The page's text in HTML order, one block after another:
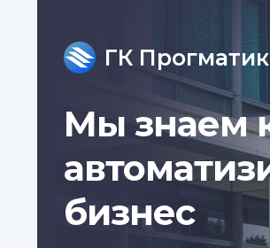
ГК Прогматик
Мы знаем
бизнес